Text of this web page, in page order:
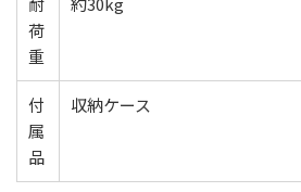
荷
重
付
属
品
収納ケース